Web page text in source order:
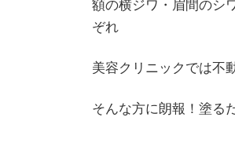
額の横ジワ・眉間のシ
ぞれ
美容クリニックでは不
そんな方に朗報！塗る